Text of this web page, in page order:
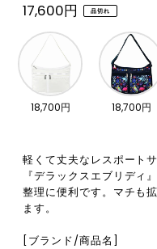
17,600円 品切れ
18,700円 18,700円
軽くて丈夫なレスポート
『デラックスエブリディ
整理に便利です。マチも
ます。
[ブランド/商品名]